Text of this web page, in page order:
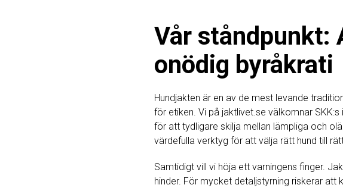
Vår ståndpunkt:
onödig byråkrati
Hundjakten är en av de mest levande
för etiken. Vi på jaktlivet.se välkomnar
för att tydligare skilja mellan lämpliga och
värdefulla verktyg för att välja rätt hund till
Samtidigt vill vi höja ett varningens finger.
hinder. För mycket detaljstyrning riskerar att